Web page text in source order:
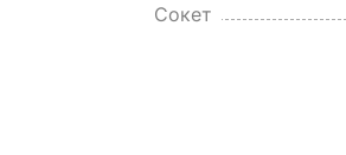
Сокет